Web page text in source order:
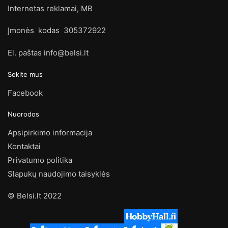
Internetas reklamai, MB
Įmonės kodas 305372922
El. paštas info@belsi.lt
Sekite mus
Facebook
Nuorodos
Apsipirkimo informacija
Kontaktai
Privatumo politika
Slapukų naudojimo taisyklės
© Belsi.lt 2022